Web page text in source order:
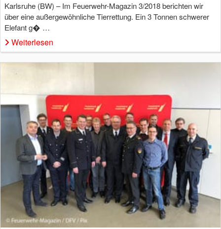
Karlsruhe (BW) – Im Feuerwehr-Magazin 3/2018 berichten wir
über eine außergewöhnliche Tierrettung. Ein 3 Tonnen schwerer
Elefant g� …
Weiterlesen